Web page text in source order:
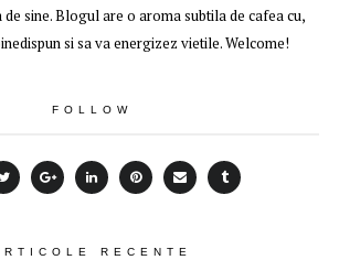
sine. Blogul are o aroma subtila de cafea cu,
si sa va energizez vietile. Welcome!
FOLLOW
RECENTE